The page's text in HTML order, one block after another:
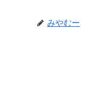
みやむー